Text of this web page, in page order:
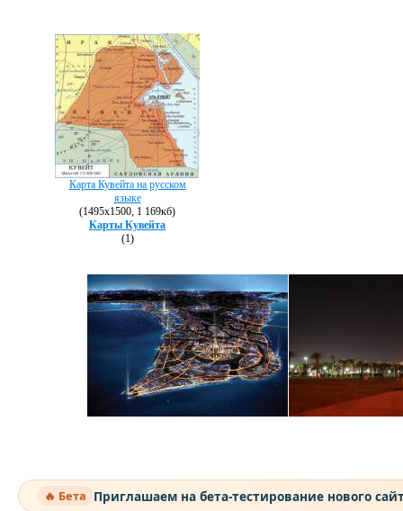
Карта Кувейта на русском
языке
(1495х1500, 1 169кб)
Карты Кувейта
(1)
🔥 Бета Приглашаем на бета-тестирование нового